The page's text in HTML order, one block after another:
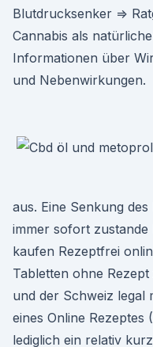
Blutdrucksenker ⇒
Cannabis als
Informationen über
und Nebenwirkungen.
aus. Eine Senkung
immer sofort
kaufen Rezeptfrei
Tabletten ohne
und der Schweiz legal
eines Online Rezeptes
lediglich ein relativ